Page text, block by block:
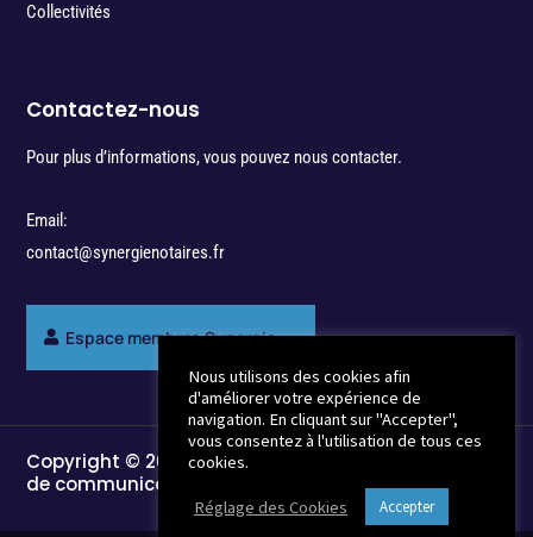
Collectivités
Contactez-nous
Pour plus d’informations, vous pouvez nous contacter.
Email:
contact@synergienotaires.fr
Espace membres Synergie
Copyright © 2022 - Break-Out Company - Agence
de communication
Nous utilisons des cookies afin
d'améliorer votre expérience de
navigation. En cliquant sur "Accepter",
vous consentez à l'utilisation de tous ces
cookies.
Réglage des Cookies Accepter